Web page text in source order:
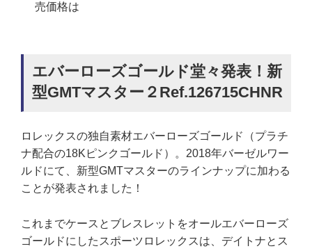
売価格は
エバーローズゴールド堂々発表！新
型GMTマスター２Ref.126715CHNR
ロレックスの独自素材エバーローズゴールド（プラチ
ナ配合の18Kピンクゴールド）。2018年バーゼルワー
ルドにて、新型GMTマスターのラインナップに加わる
ことが発表されました！
これまでケースとブレスレットをオールエバーローズ
ゴールドにしたスポーツロレックスは、デイトナとス